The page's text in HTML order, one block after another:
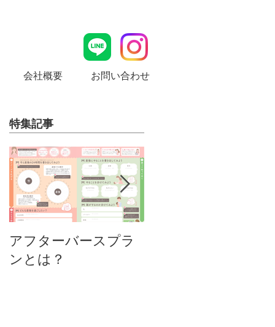
会社概要 お問い合わせ
特集記事
アフターバースプラ
ンとは？